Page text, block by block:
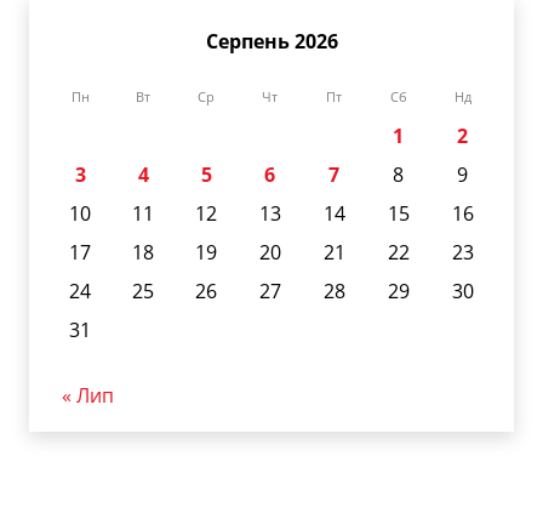
Серпень 2026
Пн Вт Ср Чт Пт Сб Нд
1
2
3
4 5 6 7 8
9
10
11 12 13 14 15
16
17
18 19 20 21 22
23
24
25 26 27 28 29
30
31
« Лип